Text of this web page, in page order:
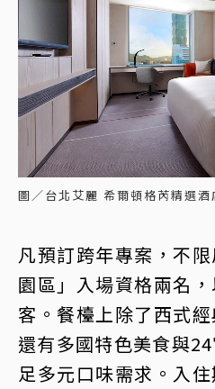
圖／台北艾麗 希爾頓格芮精選酒
凡預訂跨年專案，不
園區」入場資格兩名
客。餐檯上除了西式
還有多國特色美食與
足多元口味需求。入